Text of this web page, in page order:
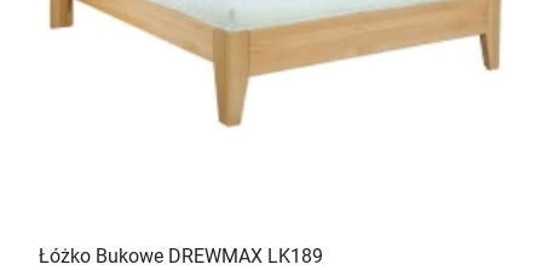
Łóżko Bukowe DREWMAX LK189